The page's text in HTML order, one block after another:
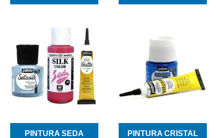
PINTURA SEDA PINTURA CRISTAL